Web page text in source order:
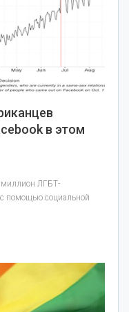
в этом
миллион ЛГБТ-
помощью социальной